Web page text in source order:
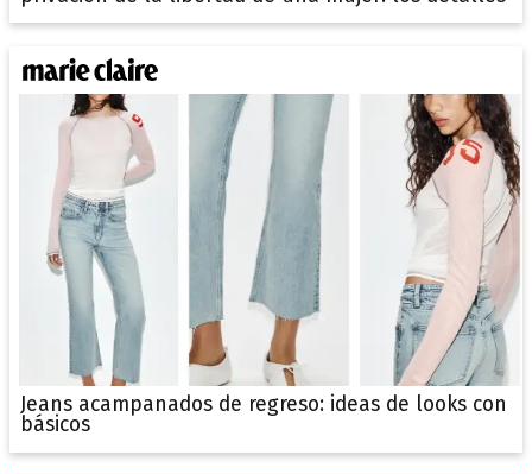
Jeans acampanados de regreso: ideas de looks con
básicos